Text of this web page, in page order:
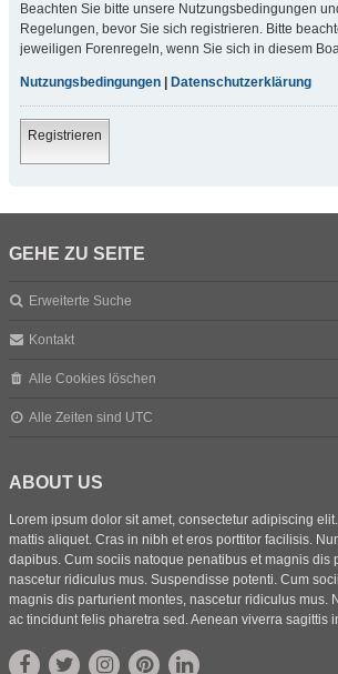
Beachten Sie bitte unsere Nutzungsbedingungen
Regelungen, bevor Sie sich registrieren. Bitte
jeweiligen Forenregeln, wenn Sie sich in diesem
Nutzungsbedingungen Datenschutzerklärung
Registrieren
GEHE ZU SEITE
Erweiterte Suche
Kontakt
Alle Cookies löschen
Alle Zeiten sind UTC
ABOUT US
Lorem ipsum dolor sit amet, consectetur adipiscing
mattis aliquet. Cras in nibh et eros porttitor facilisis.
dapibus. Cum sociis natoque penatibus et magnis dis
nascetur ridiculus mus. Suspendisse potenti. Cum
magnis dis parturient montes, nascetur ridiculus mus.
ac tincidunt felis pharetra sed. Aenean viverra sagittis